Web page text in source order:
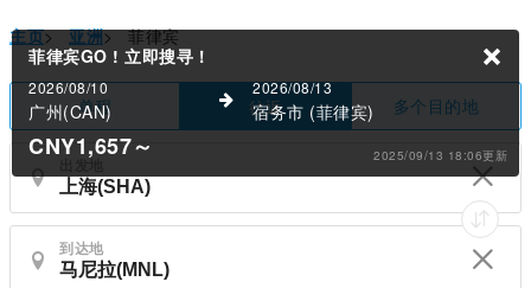
主页> 亚洲> 菲律宾
单程 往返 多个目的地
出发地
到达地
菲律宾GO ! 立即搜寻！
2026/08/10
广州(CAN)
2026/08/13
宿务市 (菲律宾)
CNY1,657～ 2025/09/13 18:06更新